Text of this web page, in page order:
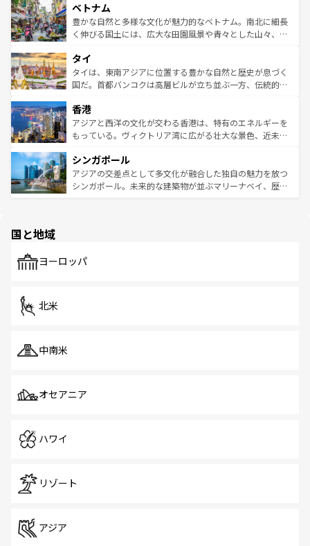
参照してほしい。
容にもいいと評判のスイーツなど、バラエティ豊かな料理
が味わえる。 なお、新着の台湾情報は コンテンツ一覧を参
照してほしい。
き、地方に足を延ばせば四季折々の自然美を楽しむことが
できる。そして、キムチや焼肉、絶品のストリートフード
まで、さまざまな韓国料理が待っている。夜には、韓国な
リティに包まれながら、韓国の多彩な魅力を心ゆくまで味
わってみてほしい。 なお、新着の韓国情報はコンテンツ一
覧を参照してほしい。
ベトナム
豊かな自然と多様な文化が魅力的なベトナム。南北に細長
く伸びる国土には、広大な田園風景や青々とした山々、世
急速な発展と共に伝統が息づく。ハノイの古い町並みやホ
ーチミン市のフランス統治時代の建物も、独特の雰囲気を
醸し出している。また、バラエティの豊かさとおいしさで
とつ。フォーやバインミー、ベトナムコーヒーなどは、ぜ
ひ現地で味わいたい。どの地域を訪れてもあたたかい人々
が旅行者を迎えてくれるので、きっと忘れられない旅にな
参照してほしい。
タイ
タイは、東南アジアに位置する豊かな自然と歴史が息づく
国だ。首都バンコクは高層ビルが立ち並ぶ一方、伝統的な
の活気が交差している。北部ではチェンマイなどの山岳地
帯で自然と触れ合い、南部ではプーケットやクラビの美し
いビーチでリゾート気分を楽しむことができる。タイ料理
激する。気候は一年中温暖で、どの季節にも異なる楽しみ
が待っている。親しみやすいタイの人々、仏教を中心とし
た文化、そして多様な観光資源が、訪れる旅人を魅了し続
香港
アジアと西洋の文化が交わる香港は、特有のエネルギーを
もっている。ヴィクトリア湾に広がる壮大な景色、近未来
み、どこを訪れても感動するはず。観光スポットが密集し
ており、効率よく見どころを回れるのも魅力。息をのむよ
うな絶景から文化的な体験まで、香港を存分に楽しみ尽く
シンガポール
アジアの交差点として多文化が融合した独自の魅力を放つ
シンガポール。未来的な建築物が並ぶマリーナベイ、歴史
で、ホーカーズは地元の風情を楽しめる外せないスポット
国と地域
ヨーロッパ
北米
中南米
オセアニア
ハワイ
リゾート
アジア